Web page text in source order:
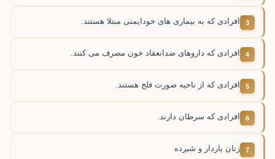
افرادی که به بیماری های خودایمنی مبتلا هستند.
افرادی که داروهای ضدانعقاد خون مصرف می کنند.
افرادی که از ناحیه صورت فلج هستند.
افرادی که سرطان دارند.
زنان باردار و شیرده